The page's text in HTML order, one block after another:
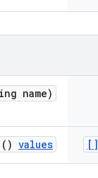
name)
values
()